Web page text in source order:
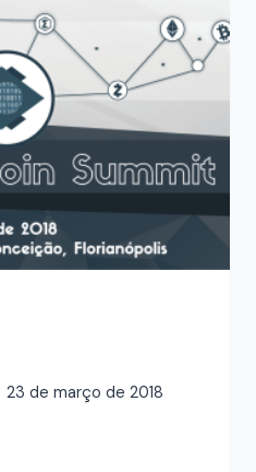
23 de março de 2018